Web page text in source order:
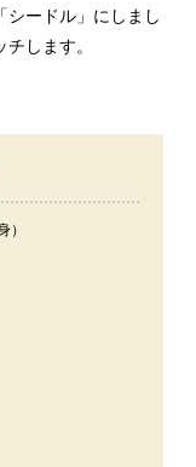
シードル」にしまし
します。
）